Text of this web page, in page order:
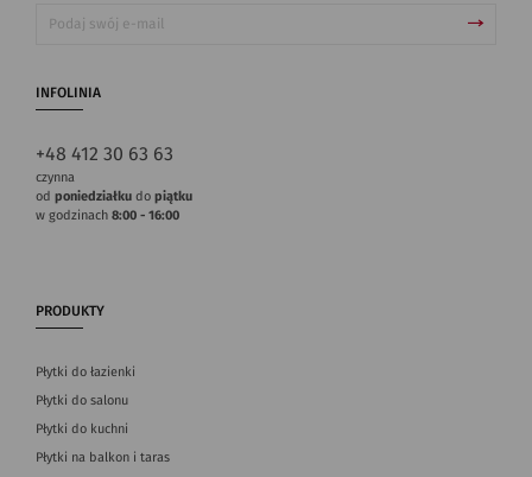
INFOLINIA
+48 412 30 63 63
czynna
od poniedziałku do piątku
w godzinach 8:00 - 16:00
PRODUKTY
Płytki do łazienki
Płytki do salonu
Płytki do kuchni
Płytki na balkon i taras